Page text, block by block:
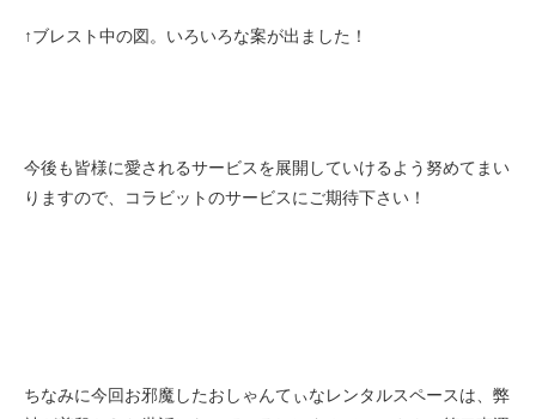
↑ブレスト中の図。いろいろな案が出ました！
今後も皆様に愛されるサービスを展開していけるよう努めてまい
りますので、コラビットのサービスにご期待下さい！
ちなみに今回お邪魔したおしゃんてぃなレンタルスペースは、弊